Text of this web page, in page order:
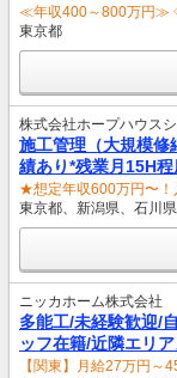
≪年収400～800万円≫
東京都
株式会社ホープハウス
施工管理（大規模修
績あり*残業月15H
★想定年収600万円〜！
東京都、新潟県、石川
ニッカホーム株式会社
多能工/未経験歓迎/
ッフ在籍/近隣エリ
【関東】月給27万円～